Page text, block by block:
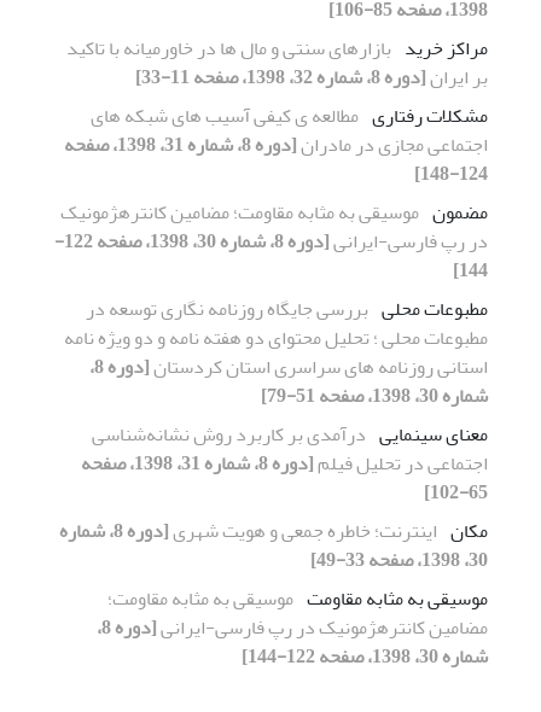
1398، صفحه 85-106]
مراکز خرید بازارهای سنتی و مال ها در خاورمیانه با تاکید
بر ایران[دوره 8، شماره 32، 1398، صفحه 11-33]
مشکلات رفتاری مطالعه ی کیفی آسیب های شبکه های
اجتماعی مجازی در مادران
[دوره 8، شماره 31، 1398، صفحه
124-148]
مضمون موسیقی به مثابه مقاومت؛ مضامین کانترهژمونیک
در رپ فارسی-ایرانی
[دوره 8، شماره 30، 1398، صفحه 122-
144]
مطبوعات محلی بررسی جایگاه روزنامه نگاری توسعه در
مطبوعات محلی ؛ تحلیل محتوای دو هفته نامه و دو ویژه نامه
استانی روزنامه های سراسری استان کردستان
[دوره 8،
شماره 30، 1398، صفحه 51-79]
معنای سینمایی درآمدی بر کاربرد روش نشانه‌شناسی
اجتماعی در تحلیل فیلم
[دوره 8، شماره 31، 1398، صفحه
65-102]
مکان اینترنت؛ خاطره جمعی و هویت شهری
[دوره 8، شماره
30، 1398، صفحه 33-49]
موسیقی به مثابه مقاومت موسیقی به مثابه مقاومت؛
مضامین کانترهژمونیک در رپ فارسی-ایرانی
[دوره 8،
شماره 30، 1398، صفحه 122-144]